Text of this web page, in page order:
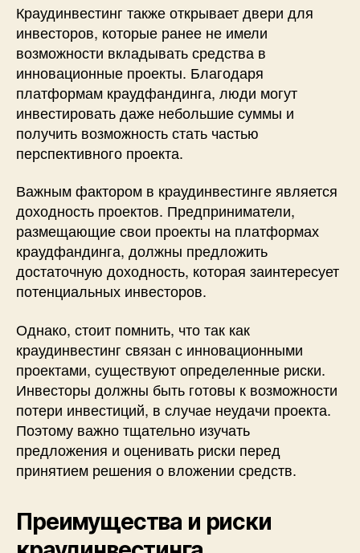
Краудинвестинг также открывает двери для
инвесторов, которые ранее не имели
возможности вкладывать средства в
инновационные проекты. Благодаря
платформам краудфандинга, люди могут
инвестировать даже небольшие суммы и
получить возможность стать частью
перспективного проекта.
Важным фактором в краудинвестинге является
доходность проектов. Предприниматели,
размещающие свои проекты на платформах
краудфандинга, должны предложить
достаточную доходность, которая заинтересует
потенциальных инвесторов.
Однако, стоит помнить, что так как
краудинвестинг связан с инновационными
проектами, существуют определенные риски.
Инвесторы должны быть готовы к возможности
потери инвестиций, в случае неудачи проекта.
Поэтому важно тщательно изучать
предложения и оценивать риски перед
принятием решения о вложении средств.
Преимущества и риски